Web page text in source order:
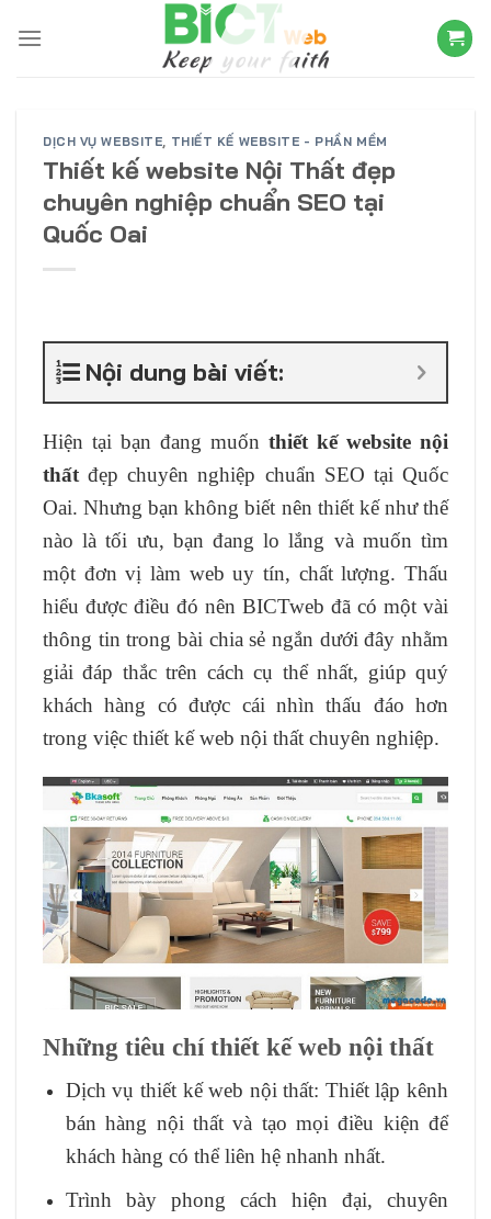
DỊCH VỤ WEBSITE, THIẾT KẾ WEBSITE - PHẦN MỀM
Thiết kế website Nội Thất đẹp
chuyên nghiệp chuẩn SEO tại
Quốc Oai
Nội dung bài viết:
Hiện tại bạn đang muốn thiết kế website nội
thất đẹp chuyên nghiệp chuẩn SEO tại Quốc
Oai. Nhưng bạn không biết nên thiết kế như thế
nào là tối ưu, bạn đang lo lắng và muốn tìm
một đơn vị làm web uy tín, chất lượng. Thấu
hiểu được điều đó nên BICTweb đã có một vài
thông tin trong bài chia sẻ ngắn dưới đây nhằm
giải đáp thắc trên cách cụ thể nhất, giúp quý
khách hàng có được cái nhìn thấu đáo hơn
trong việc thiết kế web nội thất chuyên nghiệp.
Những tiêu chí thiết kế web nội thất
Dịch vụ thiết kế web nội thất: Thiết lập kênh
bán hàng nội thất và tạo mọi điều kiện để
khách hàng có thể liên hệ nhanh nhất.
Trình bày phong cách hiện đại, chuyên